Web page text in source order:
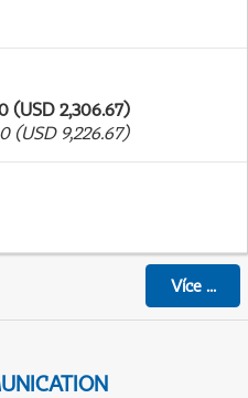
(USD 2,306.67)
(USD 9,226.67)
Více...